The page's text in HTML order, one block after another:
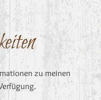
zu meinen